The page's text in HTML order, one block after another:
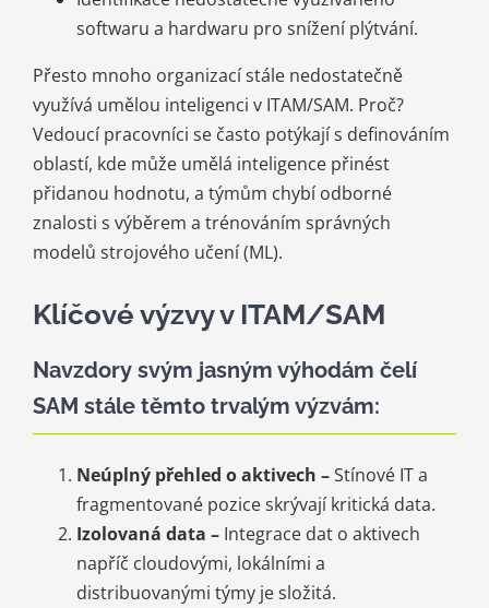
softwaru a hardwaru pro snížení plýtvání.
Přesto mnoho organizací stále nedostatečně
využívá umělou inteligenci v ITAM/SAM. Proč?
Vedoucí pracovníci se často potýkají s definováním
oblastí, kde může umělá inteligence přinést
přidanou hodnotu, a týmům chybí odborné
znalosti s výběrem a trénováním správných
modelů strojového učení (ML).
Klíčové výzvy v ITAM/SAM
Navzdory svým jasným výhodám čelí
SAM stále těmto trvalým výzvám:
Neúplný přehled o aktivech –Stínové IT a
fragmentované pozice skrývají kritická data.
Izolovaná data –Integrace dat o aktivech
napříč cloudovými, lokálními a
distribuovanými týmy je složitá.